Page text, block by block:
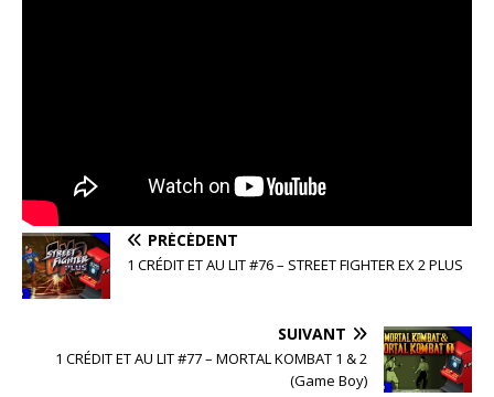
PRÉCÉDENT
1 CRÉDIT ET AU LIT #76 – STREET FIGHTER EX 2 PLUS
SUIVANT
1 CRÉDIT ET AU LIT #77 – MORTAL KOMBAT 1 & 2
(Game Boy)